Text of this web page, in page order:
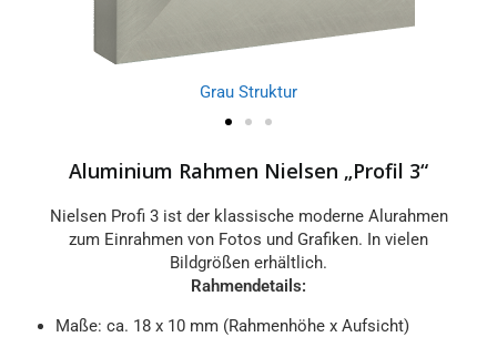
Grau Struktur
Aluminium Rahmen Nielsen „Profil 3“
Nielsen Profi 3 ist der klassische moderne Alurahmen
zum Einrahmen von Fotos und Grafiken. In vielen
Bildgrößen erhältlich.
Rahmendetails:
Maße: ca. 18 x 10 mm (Rahmenhöhe x Aufsicht)